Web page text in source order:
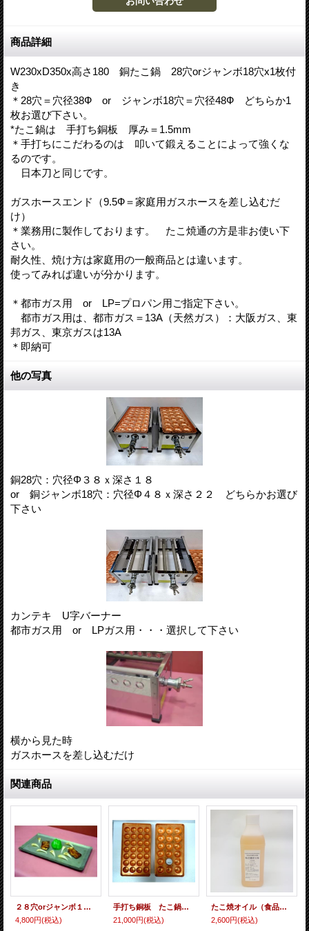
商品詳細
W230xD350x高さ180 銅たこ鍋 28穴orジャンボ18穴x1枚付
き
＊28穴＝穴径38Ф or ジャンボ18穴＝穴径48Ф どちらか1
枚お選び下さい。
*たこ鍋は 手打ち銅板 厚み＝1.5mm
＊手打ちにこだわるのは 叩いて鍛えることによって強くな
るのです。
日本刀と同じです。
ガスホースエンド（9.5Ф＝家庭用ガスホースを差し込むだ
け）
＊業務用に製作しております。 たこ焼通の方是非お使い下
さい。
耐久性、焼け方は家庭用の一般商品とは違います。
使ってみれば違いが分かります。
＊都市ガス用 or LP=プロパン用ご指定下さい。
都市ガス用は、都市ガス＝13A（天然ガス）：大阪ガス、東
邦ガス、東京ガスは13A
＊即納可
他の写真
銅28穴：穴径Φ３８ｘ深さ１８
or 銅ジャンボ18穴：穴径Φ４８ｘ深さ２２ どちらかお選び
下さい
カンテキ U字バーナー
都市ガス用 or LPガス用・・・選択して下さい
横から見た時
ガスホースを差し込むだけ
関連商品
２８穴orジャンボ１８穴たこ鍋ｘ１枚サイズの「黒プレス鉄板」
4,800円(税込)
手打ち銅板 たこ鍋 予備用
21,000円(税込)
たこ焼オイル（食品用離型油脂）
2,600円(税込)